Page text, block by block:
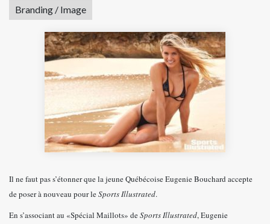
Branding / Image
Il ne faut pas s’étonner que la jeune Québécoise Eugenie Bouchard accepte
de poser à nouveau pour leSports Illustrated.
En s’associant au «Spécial Maillots» deSports Illustrated, Eugenie